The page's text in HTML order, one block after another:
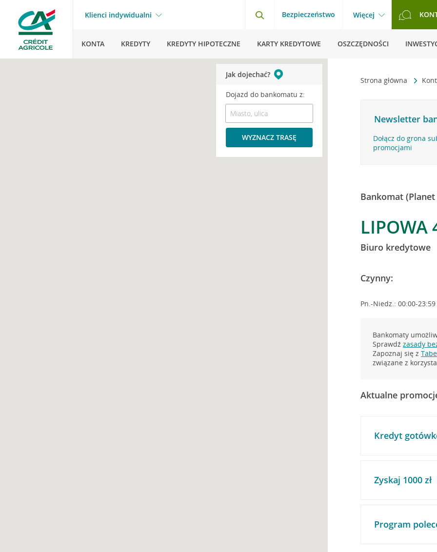
Klienci indywidualni Bezpieczeństwo Więcej
KONTA KREDYTY KREDYTY HIPOTECZNE KARTY KREDYTOWE OSZCZĘDNOŚCI
Strona główna
Newsletter
Dołącz do grona
promocjami
Bankomat (Planet
LIPOWA
Biuro kredytowe
Czynny:
Pn.-Niedz.: 00:00-23:59
Bankomaty
Sprawdźzasady
Zapoznaj się z
związane z
Aktualne
Kredyt
Zyskaj 1000 zł
Program
Jak dojechać?
Dojazd do bankomatu z:
WYZNACZ TRASĘ